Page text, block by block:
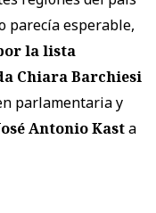
parecía esperable,
la lista
Chiara Barchiesi
parlamentaria y
Antonio Kasta